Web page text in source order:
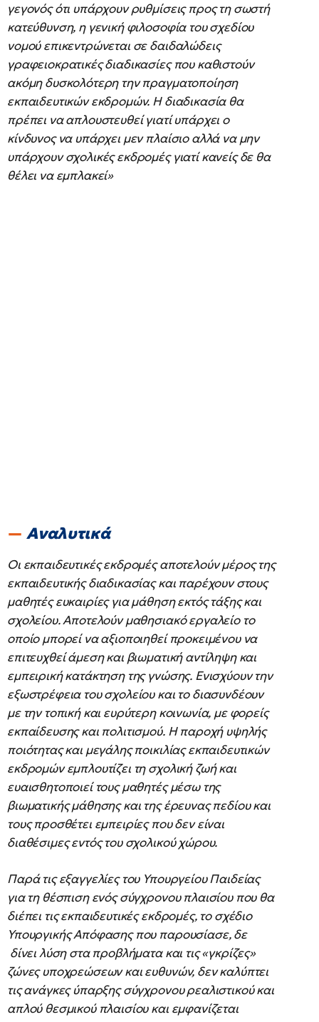
γεγονός ότι υπάρχουν ρυθμίσεις προς τη σωστή
κατεύθυνση, η γενική φιλοσοφία του σχεδίου
νομού επικεντρώνεται σε δαιδαλώδεις
γραφειοκρατικές διαδικασίες που καθιστούν
ακόμη δυσκολότερη την πραγματοποίηση
εκπαιδευτικών εκδρομών. Η διαδικασία θα
πρέπει να απλουστευθεί γιατί υπάρχει ο
κίνδυνος να υπάρχει μεν πλαίσιο αλλά να μην
υπάρχουν σχολικές εκδρομές γιατί κανείς δε θα
θέλει να εμπλακεί»
Αναλυτικά
Οι εκπαιδευτικές εκδρομές αποτελούν μέρος της
εκπαιδευτικής διαδικασίας και παρέχουν στους
μαθητές ευκαιρίες για μάθηση εκτός τάξης και
σχολείου. Αποτελούν μαθησιακό εργαλείο το
οποίο μπορεί να αξιοποιηθεί προκειμένου να
επιτευχθεί άμεση και βιωματική αντίληψη και
εμπειρική κατάκτηση της γνώσης. Ενισχύουν την
εξωστρέφεια του σχολείου και το διασυνδέουν
με την τοπική και ευρύτερη κοινωνία, με φορείς
εκπαίδευσης και πολιτισμού. Η παροχή υψηλής
ποιότητας και μεγάλης ποικιλίας εκπαιδευτικών
εκδρομών εμπλουτίζει τη σχολική ζωή και
ευαισθητοποιεί τους μαθητές μέσω της
βιωματικής μάθησης και της έρευνας πεδίου και
τους προσθέτει εμπειρίες που δεν είναι
διαθέσιμες εντός του σχολικού χώρου.
Παρά τις εξαγγελίες του Υπουργείου Παιδείας
για τη θέσπιση ενός σύγχρονου πλαισίου που θα
διέπει τις εκπαιδευτικές εκδρομές, το σχέδιο
Υπουργικής Απόφασης που παρουσίασε, δε
δίνει λύση στα προβλήματα και τις «γκρίζες»
ζώνες υποχρεώσεων και ευθυνών, δεν καλύπτει
τις ανάγκες ύπαρξης σύγχρονου ρεαλιστικού και
απλού θεσμικού πλαισίου και εμφανίζεται